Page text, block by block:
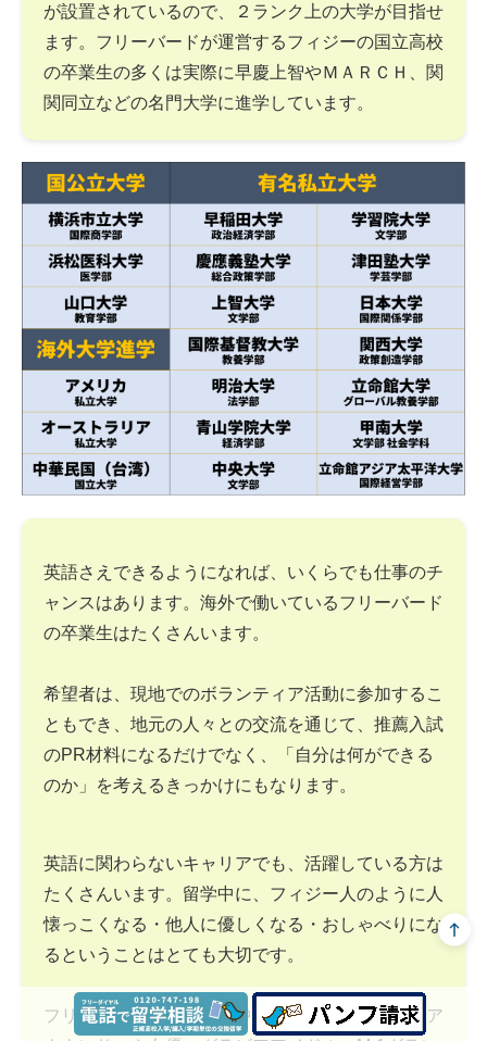
が設置されているので、２ランク上の大学が目指せ
ます。フリーバードが運営するフィジーの国立高校
の卒業生の多くは実際に早慶上智やＭＡＲＣＨ、関
関同立などの名門大学に進学しています。
英語さえできるようになれば、いくらでも仕事のチ
ャンスはあります。海外で働いているフリーバード
の卒業生はたくさんいます。
希望者は、現地でのボランティア活動に参加するこ
ともでき、地元の人々との交流を通じて、推薦入試
のPR材料になるだけでなく、「自分は何ができる
のか」を考えるきっかけにもなります。
英語に関わらないキャリアでも、活躍している方は
たくさんいます。留学中に、フィジー人のように人
懐っこくなる・他人に優しくなる・おしゃべりにな
るということはとても大切です。
フリーバードの卒業生の中には、テレビ局の女子ア